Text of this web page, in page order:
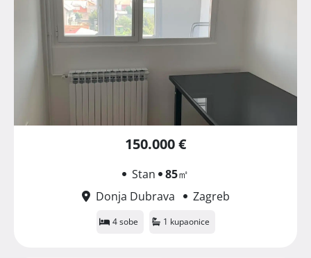
150.000 €
Stan 85㎡
Donja Dubrava
Zagreb
4 sobe 1 kupaonice